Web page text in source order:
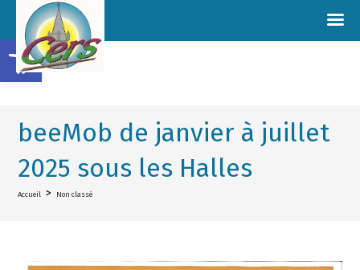
beeMob de janvier à juillet
2025 sous les Halles
Accueil > Non classé
Ouvrir la barre d’outils